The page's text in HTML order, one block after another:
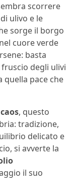
scorrere
ulivo e le
sorge il borgo
cuore verde
basta
degli ulivi
quella pace che
, questo
tradizione,
delicato e
si avverte la
il suo